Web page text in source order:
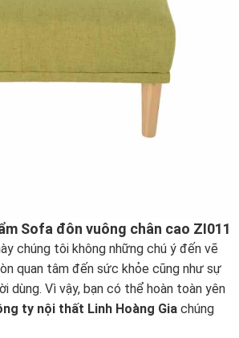
Sofa đôn vuông chân cao ZI011
chúng tôi không những chú ý đến vẽ
quan tâm đến sức khỏe cũng như sự
dùng. Vì vậy, bạn có thể hoàn toàn yên
ty nội thất Linh Hoàng Gia chúng